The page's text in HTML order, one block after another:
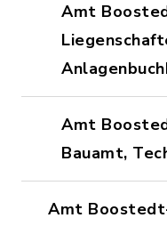
Amt
Amt
Bauamt,
Amt